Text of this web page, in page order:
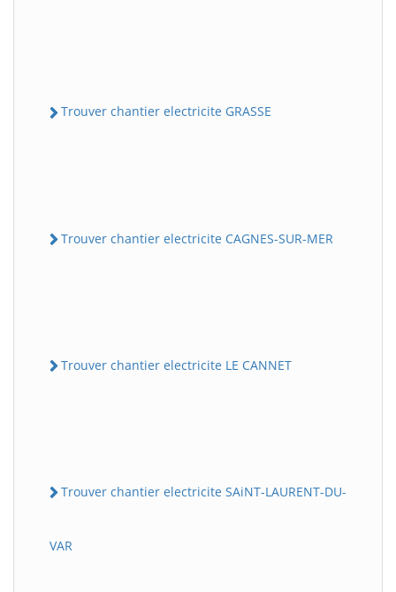
Trouver chantier electricite GRASSE
Trouver chantier electricite CAGNES-SUR-MER
Trouver chantier electricite LE CANNET
Trouver chantier electricite SAiNT-LAURENT-DU-
VAR